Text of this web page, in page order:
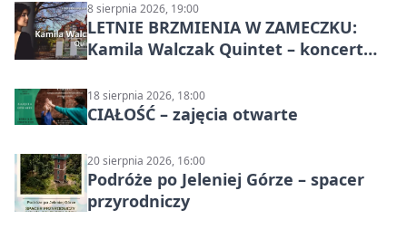
8 sierpnia 2026, 19:00
LETNIE BRZMIENIA W ZAMECZKU:
Kamila Walczak Quintet – koncert
18 sierpnia 2026, 18:00
CIAŁOŚĆ – zajęcia otwarte
20 sierpnia 2026, 16:00
Podróże po Jeleniej Górze – spacer
przyrodniczy